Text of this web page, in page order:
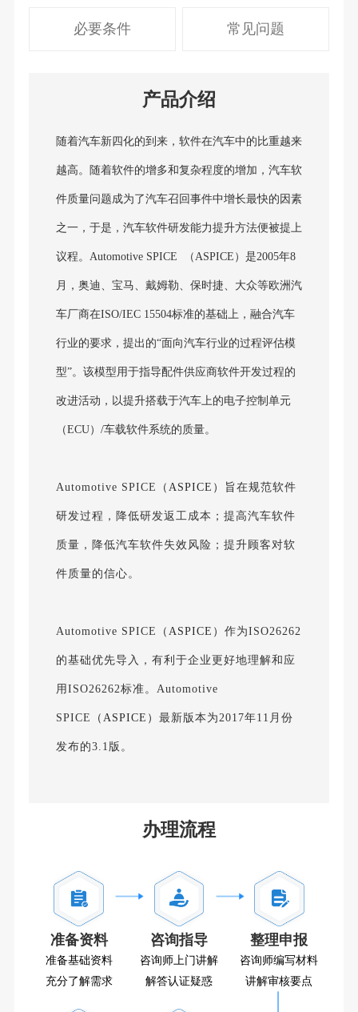
必要条件 常见问题
产品介绍
随着汽车新四化的到来，软件在汽车中的比重越来
越高。随着软件的增多和复杂程度的增加，汽车软
件质量问题成为了汽车召回事件中增长最快的因素
之一，于是，汽车软件研发能力提升方法便被提上
议程。Automotive SPICE （ASPICE）是2005年8
月，奥迪、宝马、戴姆勒、保时捷、大众等欧洲汽
车厂商在ISO/IEC 15504标准的基础上，融合汽车
行业的要求，提出的“面向汽车行业的过程评估模
型”。该模型用于指导配件供应商软件开发过程的
改进活动，以提升搭载于汽车上的电子控制单元
（ECU）/车载软件系统的质量。
Automotive SPICE （ASPICE） 旨在规范软件
研发过程，降低研发返工成本；提高汽车软件
质量，降低汽车软件失效风险；提升顾客对软
件质量的信心。
Automotive SPICE （ASPICE） 作为ISO26262
的基础优先导入，有利于企业更好地理解和应
用ISO26262标准。Automotive
SPICE （ASPICE） 最新版本为2017年11月份
发布的3.1版。
办理流程
准备资料
准备基础资料
充分了解需求
咨询指导
咨询师上门讲解
解答认证疑惑
整理申报
咨询师编写材料
讲解审核要点